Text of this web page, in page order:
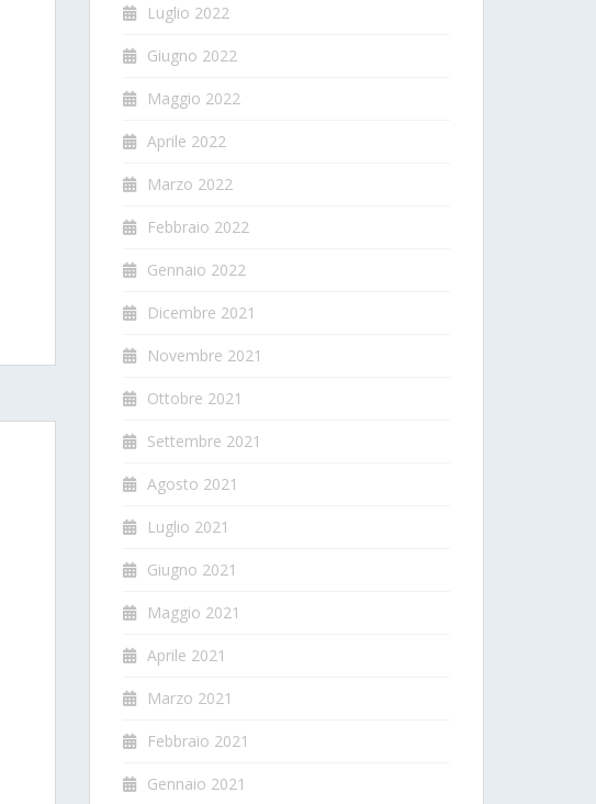
Luglio 2022
Giugno 2022
Maggio 2022
Aprile 2022
Marzo 2022
Febbraio 2022
Gennaio 2022
Dicembre 2021
Novembre 2021
Ottobre 2021
Settembre 2021
Agosto 2021
Luglio 2021
Giugno 2021
Maggio 2021
Aprile 2021
Marzo 2021
Febbraio 2021
Gennaio 2021